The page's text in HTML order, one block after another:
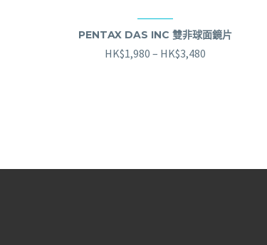
PENTAX DAS INC 雙非球面鏡片
HK$1,980 – HK$3,480